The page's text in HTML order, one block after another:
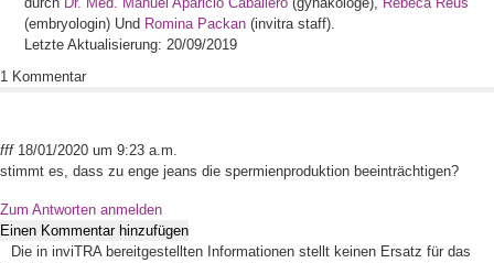
(embryologin) Und Romina Packan (invitra staff).
Letzte Aktualisierung: 20/09/2019
1 Kommentar
fff 18/01/2020 um 9:23 a.m.
stimmt es, dass zu enge jeans die spermienproduktion beeinträchtigen?
Zum Antworten anmelden
Einen Kommentar hinzufügen
Die in inviTRA bereitgestellten Informationen stellt keinen Ersatz für das